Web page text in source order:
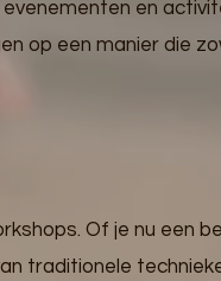
en
op een manier die
Of je nu een
traditionele